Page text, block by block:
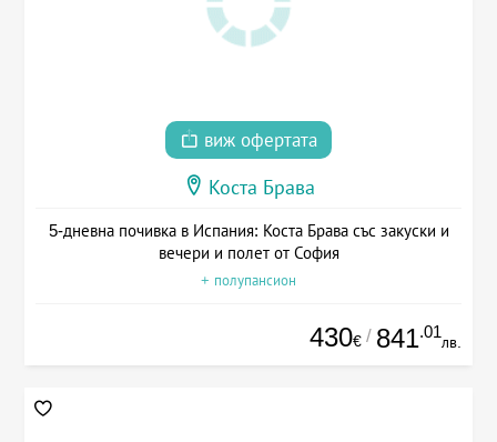
виж офертата
Коста Брава
5-дневна почивка в Испания: Коста Брава със закуски и
вечери и полет от София
+ полупансион
430€ / 841.01
лв.